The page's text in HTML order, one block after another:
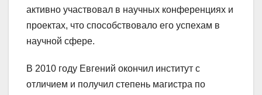
активно участвовал в научных конференциях и
проектах, что способствовало его успехам в
научной сфере.
В 2010 году Евгений окончил институт с
отличием и получил степень магистра по